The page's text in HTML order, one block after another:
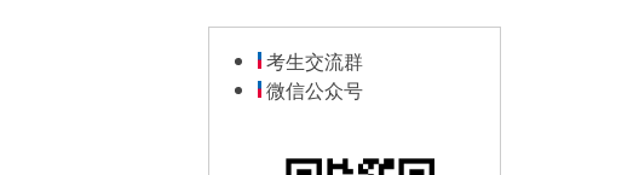
考生交流群
微信公众号